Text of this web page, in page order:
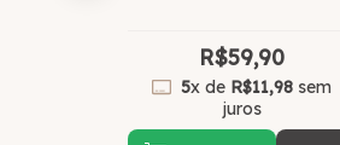
R$59,90
5x de R$11,98 sem
juros